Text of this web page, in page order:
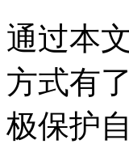
通过本
方式有
极保护